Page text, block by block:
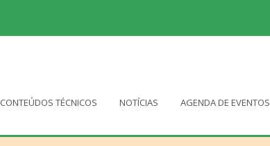
CONTEÚDOS TÉCNICOS NOTÍCIAS AGENDA DE EVENTOS